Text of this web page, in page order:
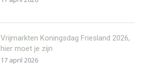
Vrijmarkten Koningsdag Friesland 2026,
hier moet je zijn
17 april 2026